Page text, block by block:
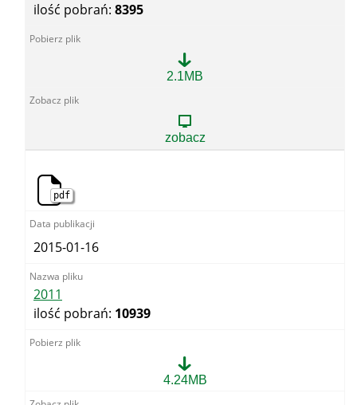
ilość pobrań: 8395
2.1MB
zobacz
pdf
2015-01-16
2011
ilość pobrań: 10939
4.24MB